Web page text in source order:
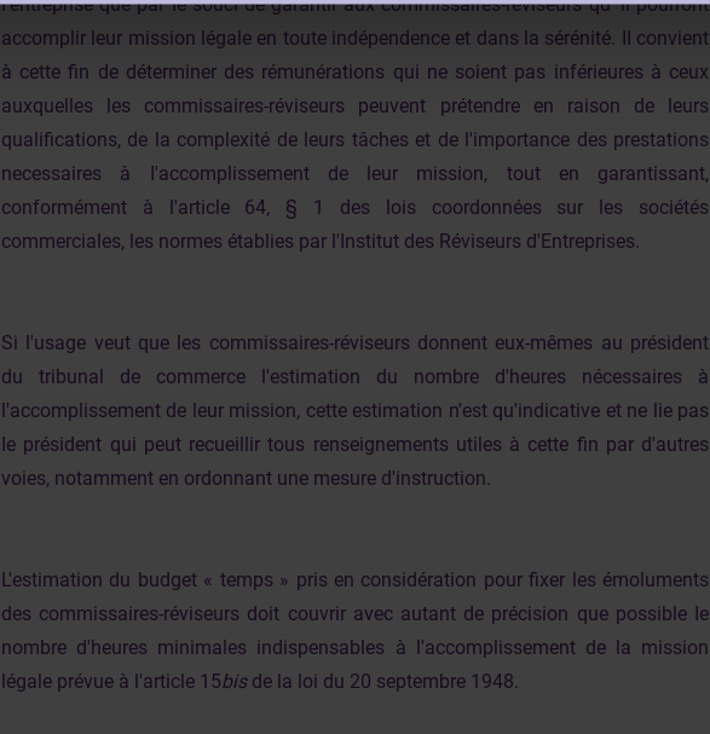
accomplir leur mission légale en toute indépendence et dans la sérénité. II convient
à cette fin de déterminer des rémunérations qui ne soient pas inférieures à ceux
auxquelles les commissaires-réviseurs peuvent prétendre en raison de leurs
qualifications, de la complexité de leurs tâches et de l'importance des prestations
necessaires à I'accomplissement de leur mission, tout en garantissant,
conformément à l'article 64, § 1 des lois coordonnées sur les sociétés
commerciales, les normes établies par l'Institut des Réviseurs d'Entreprises.
Si l'usage veut que les commissaires-réviseurs donnent eux-mêmes au président
du tribunal de commerce l'estimation du nombre d'heures nécessaires à
l'accomplissement de leur mission, cette estimation n'est qu'indicative et ne lie pas
Ie président qui peut recueillir tous renseignements utiles à cette fin par d'autres
voies, notamment en ordonnant une mesure d'instruction.
L'estimation du budget « temps » pris en considération pour fixer les émoluments
des commissaires-réviseurs doit couvrir avec autant de précision que possible Ie
nombre d'heures minimales indispensables à l'accomplissement de la mission
légale prévue à l'article 15bisde la loi du 20 septembre 1948.